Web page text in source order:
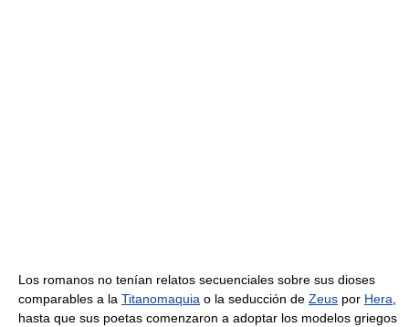
Los romanos no tenían relatos secuenciales sobre sus dioses
comparables a la Titanomaquia o la seducción de Zeus por Hera
hasta que sus poetas comenzaron a adoptar los modelos griegos